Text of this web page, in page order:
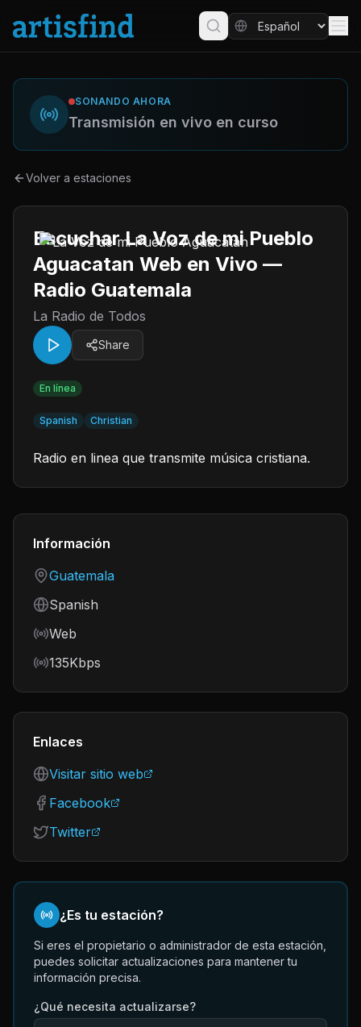
SONANDO AHORA
Transmisión en vivo en curso
Volver a estaciones
Escuchar La Voz de mi Pueblo
Aguacatan Web en Vivo —
Radio Guatemala
La Radio de Todos
Share
En línea
Spanish Christian
Radio en linea que transmite música cristiana.
Información
Country
Guatemala
Language
Spanish
Frequency
Web
Bitrate
135Kbps
Enlaces
Visitar sitio web
Facebook
Twitter
¿Es tu estación?
Si eres el propietario o administrador de esta estación,
puedes solicitar actualizaciones para mantener tu
información precisa.
¿Qué necesita actualizarse?